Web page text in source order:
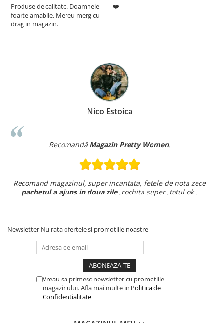
Produse de calitate. Doamnele
foarte amabile. Mereu merg cu
drag în magazin.
❤️
Nico Estoica
Recomandă Magazin Pretty Women.
Recomand magazinul, super incantata, fetele de nota zece
pachetul a ajuns in doua zile,rochita super ,totul ok .
Newsletter Nu rata ofertele si promotiile noastre
Vreau sa primesc newsletter cu promotiile
magazinului. Afla mai multe in Politica de
Confidentialitate